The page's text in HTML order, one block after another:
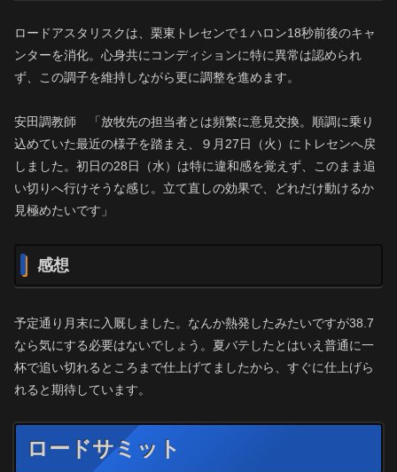
ロードアスタリスクは、栗東トレセンで１ハロン18秒前後のキャ
ンターを消化。心身共にコンディションに特に異常は認められ
ず、この調子を維持しながら更に調整を進めます。
安田調教師 「放牧先の担当者とは頻繁に意見交換。順調に乗り
込めていた最近の様子を踏まえ、９月27日（火）にトレセンへ戻
しました。初日の28日（水）は特に違和感を覚えず、このまま追
い切りへ行けそうな感じ。立て直しの効果で、どれだけ動けるか
見極めたいです」
感想
予定通り月末に入厩しました。なんか熱発したみたいですが38.7
なら気にする必要はないでしょう。夏バテしたとはいえ普通に一
杯で追い切れるところまで仕上げてましたから、すぐに仕上げら
れると期待しています。
ロードサミット